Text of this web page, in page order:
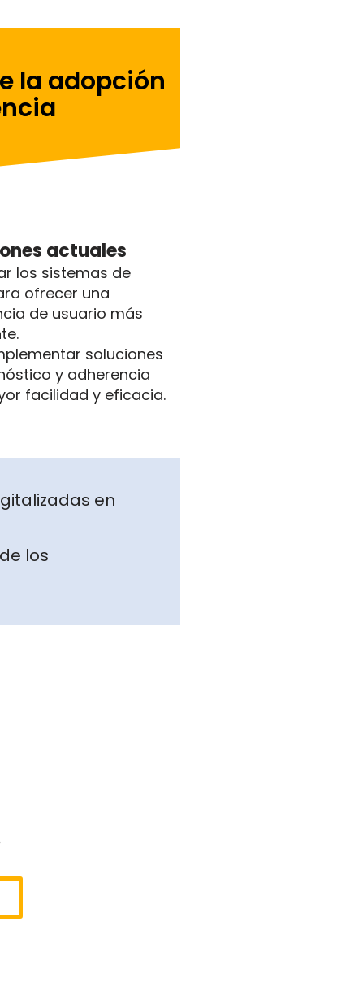
la adopción
actuales
los sistemas de
ofrecer una
de usuario más
soluciones
y adherencia
facilidad y eficacia.
en
los